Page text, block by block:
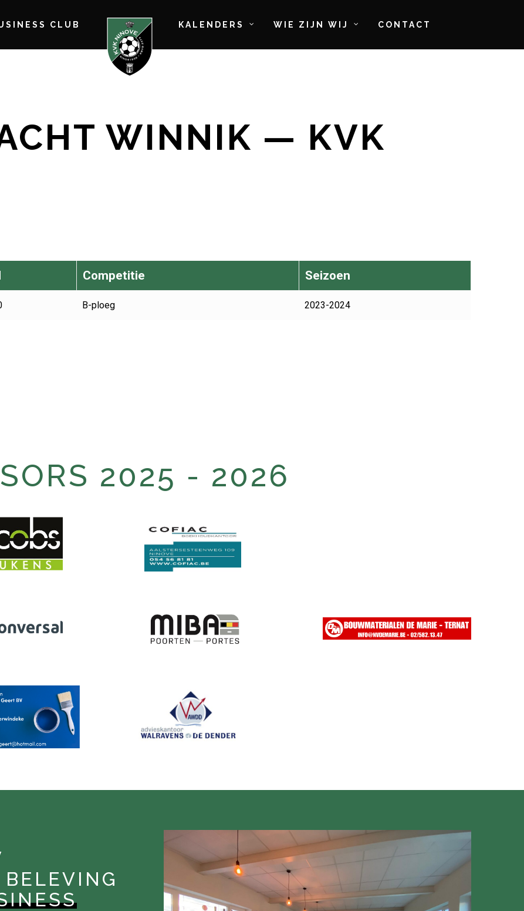
CLUB KALENDERS WIE ZIJN WIJ CONTACT
WINNIK — KVK
Competitie Seizoen
B-ploeg 2023-2024
2025 - 2026